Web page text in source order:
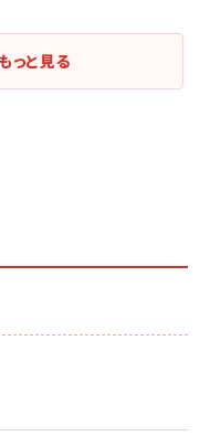
っと見る